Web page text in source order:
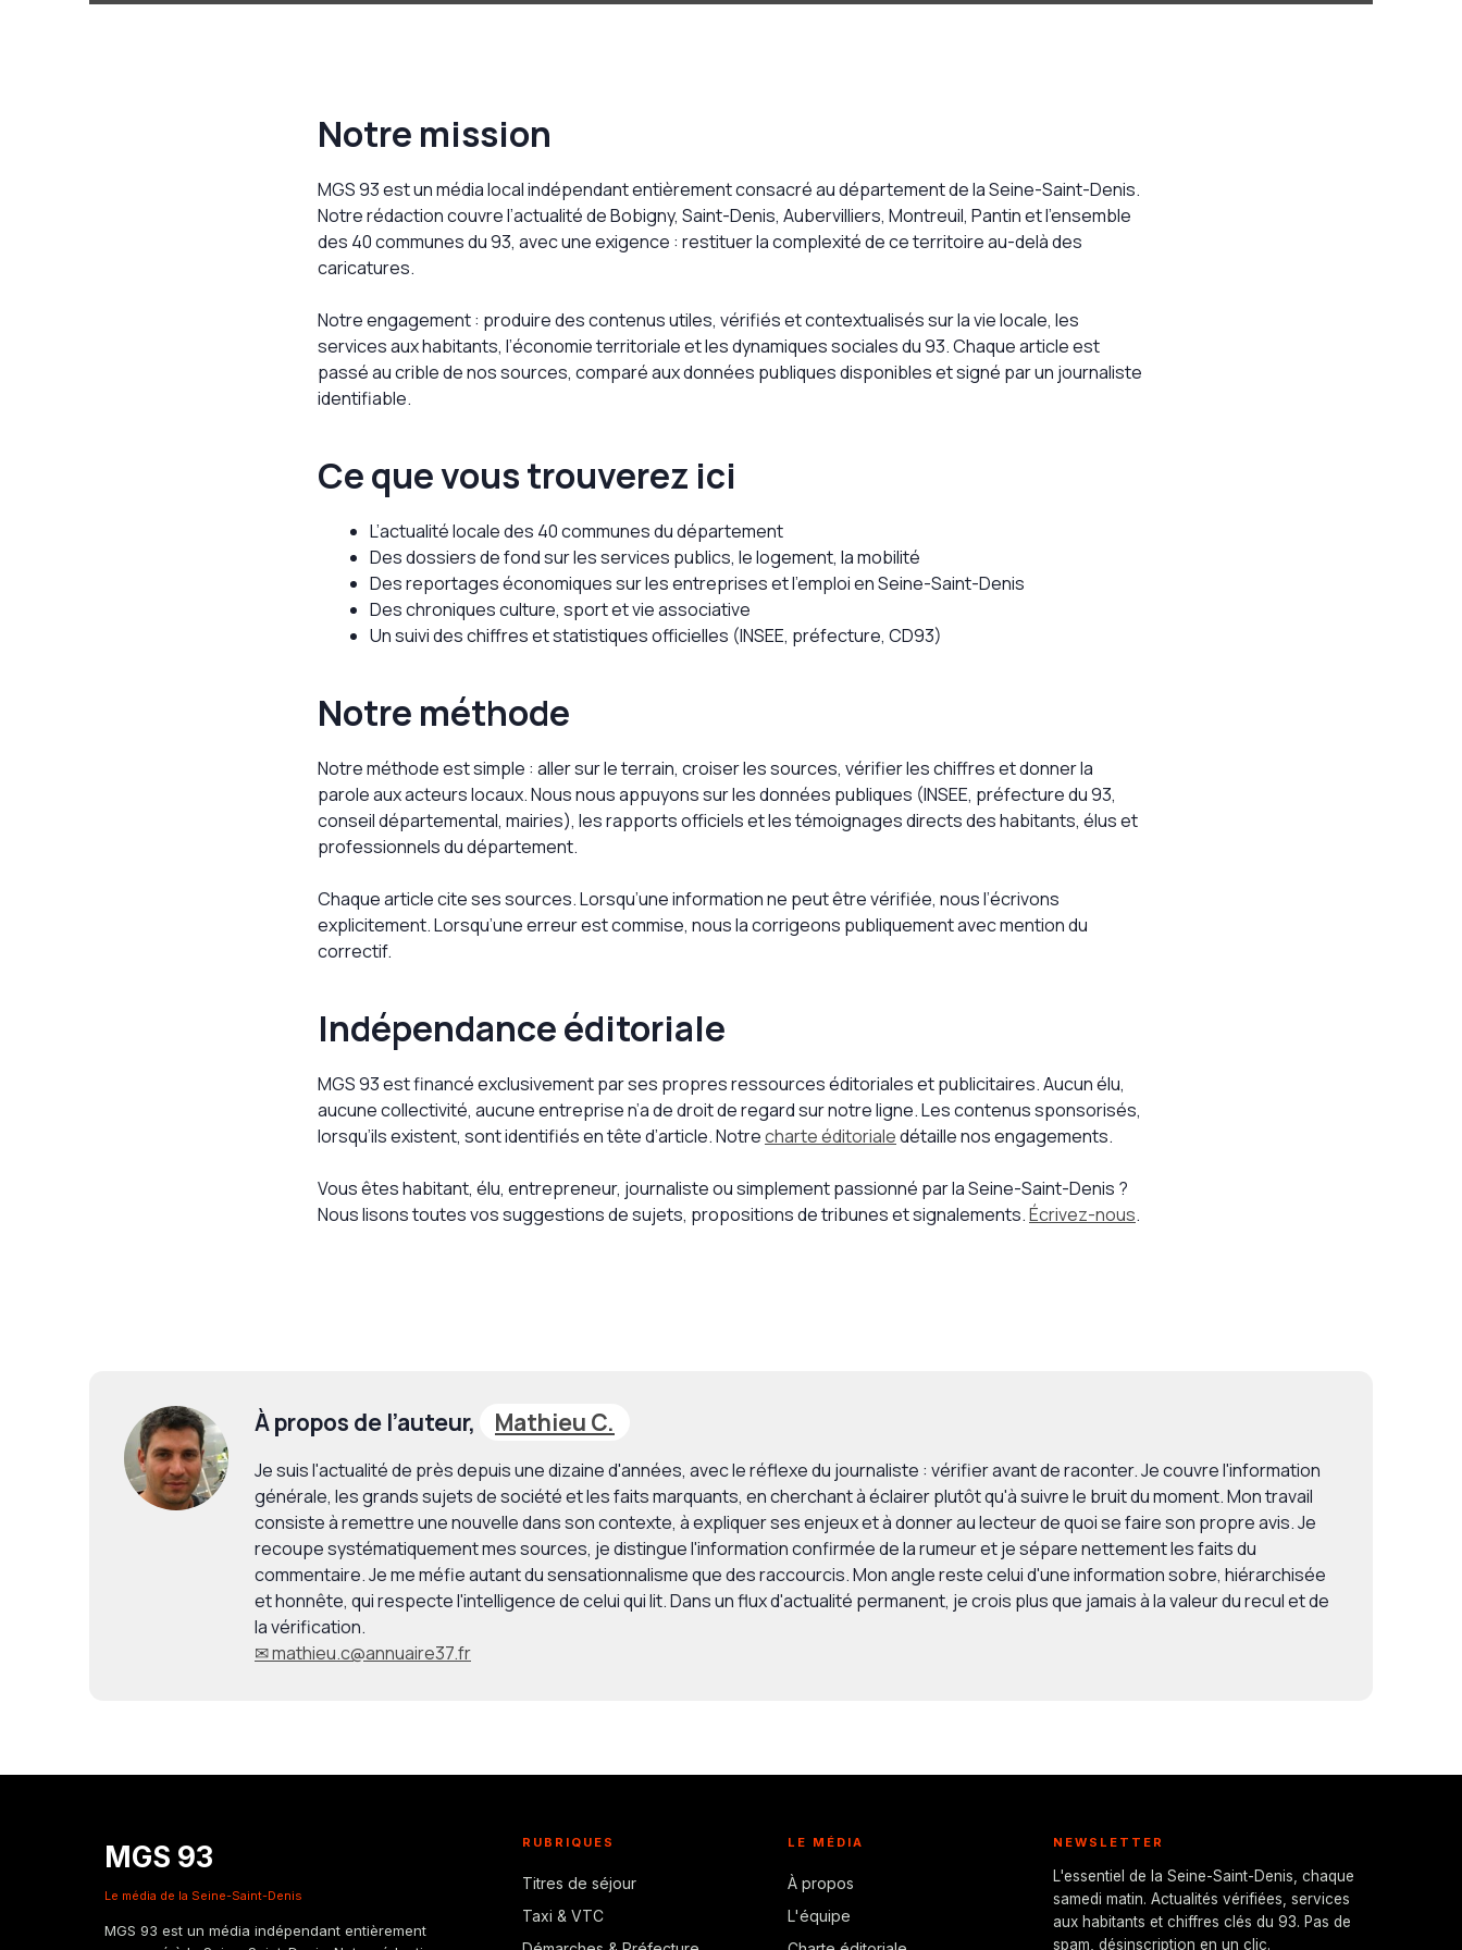
Notre mission
MGS 93 est un média local indépendant entièrement consacré au département de la Seine-Saint-Denis.
Notre rédaction couvre l’actualité de Bobigny, Saint-Denis, Aubervilliers, Montreuil, Pantin et l’ensemble
des 40 communes du 93, avec une exigence : restituer la complexité de ce territoire au-delà des
caricatures.
Notre engagement : produire des contenus utiles, vérifiés et contextualisés sur la vie locale, les
services aux habitants, l’économie territoriale et les dynamiques sociales du 93. Chaque article est
passé au crible de nos sources, comparé aux données publiques disponibles et signé par un journaliste
identifiable.
Ce que vous trouverez ici
L’actualité locale des 40 communes du département
Des dossiers de fond sur les services publics, le logement, la mobilité
Des reportages économiques sur les entreprises et l’emploi en Seine-Saint-Denis
Des chroniques culture, sport et vie associative
Un suivi des chiffres et statistiques officielles (INSEE, préfecture, CD93)
Notre méthode
Notre méthode est simple : aller sur le terrain, croiser les sources, vérifier les chiffres et donner la
parole aux acteurs locaux. Nous nous appuyons sur les données publiques (INSEE, préfecture du 93,
conseil départemental, mairies), les rapports officiels et les témoignages directs des habitants, élus et
professionnels du département.
Chaque article cite ses sources. Lorsqu’une information ne peut être vérifiée, nous l’écrivons
explicitement. Lorsqu’une erreur est commise, nous la corrigeons publiquement avec mention du
correctif.
Indépendance éditoriale
MGS 93 est financé exclusivement par ses propres ressources éditoriales et publicitaires. Aucun élu,
aucune collectivité, aucune entreprise n’a de droit de regard sur notre ligne. Les contenus sponsorisés,
lorsqu’ils existent, sont identifiés en tête d’article. Notrecharte éditorialedétaille nos engagements.
Vous êtes habitant, élu, entrepreneur, journaliste ou simplement passionné par la Seine-Saint-Denis ?
Nous lisons toutes vos suggestions de sujets, propositions de tribunes et signalements.Écrivez-nous.
À propos de l’auteur, Mathieu C.
Je suis l'actualité de près depuis une dizaine d'années, avec le réflexe du journaliste : vérifier avant de raconter. Je couvre l'information
générale, les grands sujets de société et les faits marquants, en cherchant à éclairer plutôt qu'à suivre le bruit du moment. Mon travail
consiste à remettre une nouvelle dans son contexte, à expliquer ses enjeux et à donner au lecteur de quoi se faire son propre avis. Je
recoupe systématiquement mes sources, je distingue l'information confirmée de la rumeur et je sépare nettement les faits du
commentaire. Je me méfie autant du sensationnalisme que des raccourcis. Mon angle reste celui d'une information sobre, hiérarchisée
et honnête, qui respecte l'intelligence de celui qui lit. Dans un flux d'actualité permanent, je crois plus que jamais à la valeur du recul et de
la vérification.
✉ mathieu.c@annuaire37.fr
MGS 93
Le média de la Seine-Saint-Denis
MGS 93 est un média indépendant entièrement
RUBRIQUES
Titres de séjour
Taxi & VTC
LE MÉDIA
À propos
L'équipe
NEWSLETTER
L'essentiel de la Seine-Saint-Denis, chaque
samedi matin. Actualités vérifiées, services
aux habitants et chiffres clés du 93. Pas de
spam, désinscription en un clic.